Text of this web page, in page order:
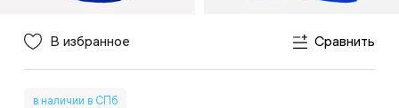
В избранное Сравнить
в наличии в СПб